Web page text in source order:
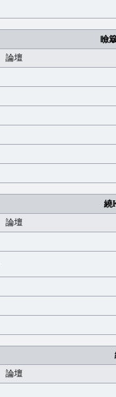
瞼
論壇
繞
論壇
論壇